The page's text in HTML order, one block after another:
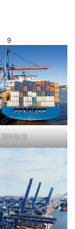
9
国际物流